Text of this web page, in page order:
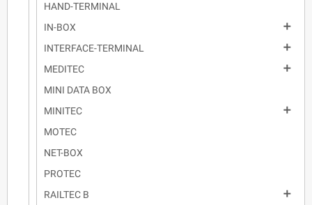
HAND-TERMINAL
IN-BOX

INTERFACE-TERMINAL

MEDITEC

MINI DATA BOX
MINITEC

MOTEC
NET-BOX
PROTEC
RAILTEC B
